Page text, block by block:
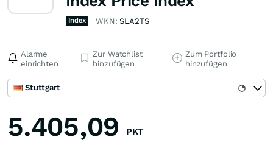
Index WKN:SLA2TS
Alarme
einrichten
Zur Watchlist
hinzufügen
Zum Portfolio
hinzufügen
Stuttgart
5.405,09 PKT